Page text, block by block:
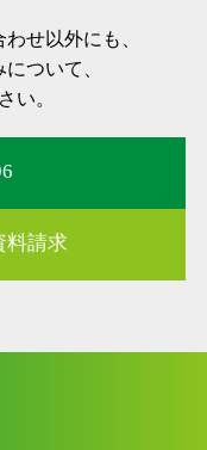
せ以外にも、
ついて、
い。
料請求